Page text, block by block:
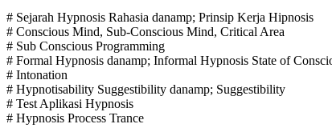
# Sejarah Hypnosis Rahasia danamp; Prinsip Kerja Hipnosis
# Conscious Mind, Sub-Conscious Mind, Critical Area
# Sub Conscious Programming
# Formal Hypnosis danamp; Informal Hypnosis State of
# Intonation
# Hypnotisability Suggestibility danamp; Suggestibility
# Test Aplikasi Hypnosis
# Hypnosis Process Trance